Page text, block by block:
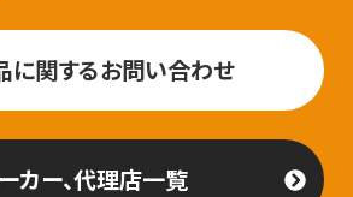
に関するお問い合わせ
カー、代理店一覧